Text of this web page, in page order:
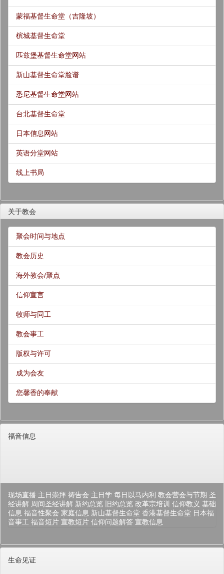
蒙福基督生命堂（吉隆坡）
槟城基督生命堂
匹兹堡基督生命堂网站
新山基督生命堂脸谱
悉尼基督生命堂网站
台北基督生命堂
日本信息网站
英语分堂网站
线上书局
关于教会
聚会时间与地点
教会历史
海外教会/聚点
信仰宣言
牧师与同工
教会事工
版权与许可
成为会友
您馨香的奉献
福音信息
现场直播 主日崇拜 祷告会 主日学 每日以马内利 教会营会与节期 圣
经讲解 周间圣经讲解 新约总览 旧约总览 改革宗培训 信仰教义 基础
信息 福音性聚会 家庭信息 新山基督生命堂 香港基督生命堂 日本福
音事工 福音短片 宣教短片 信仰问题解答 宣教信息
生命见证